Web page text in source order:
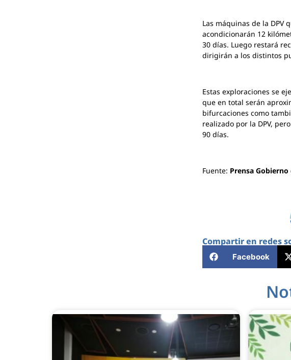
Las máquinas de la DPV
acondicionarán 12
30 días. Luego restará
dirigirán a los distintos
Estas exploraciones se
que en total serán
bifurcaciones como
realizado por la DPV,
90 días.
Fuente: Prensa Gobierno
Compartir en redes
Facebook